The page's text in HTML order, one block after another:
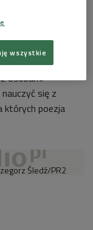
idea wygnania,
gość Andrzeja
osobami
się z
których poezja
Śledź/PR2
wszystkie